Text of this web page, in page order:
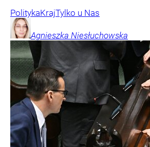
PolitykaKrajTylko u Nas
Agnieszka Niesłuchowska